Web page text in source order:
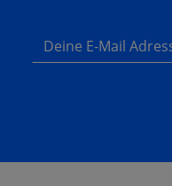
Deine E-Mail Adresse